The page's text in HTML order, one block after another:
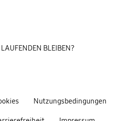
Nutzungsbedingungen
BLEIBEN?